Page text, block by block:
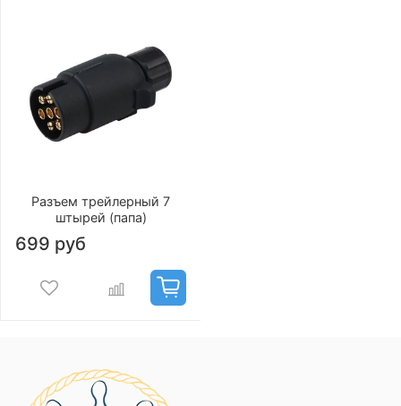
Разъем трейлерный 7
штырей (папа)
699 руб